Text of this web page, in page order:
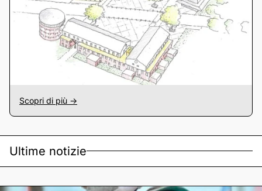
Scopri di più ->
Ultime notizie